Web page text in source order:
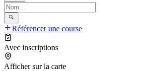
Référencer une course
Avec inscriptions
Afficher sur la carte